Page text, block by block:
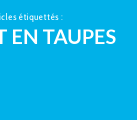
étiquettés :
EN TAUPES